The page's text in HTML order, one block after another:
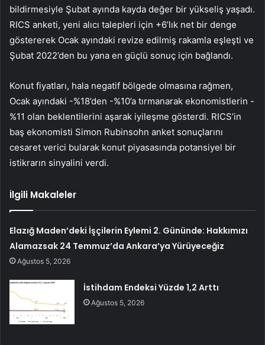
bildirmesiyle Şubat ayında kayda değer bir yükseliş yaşadı.
RICS anketi, yeni alıcı talepleri için +6’lık net bir denge
göstererek Ocak ayındaki revize edilmiş rakamla eşleşti ve
Şubat 2022’den bu yana en güçlü sonuç için bağlandı.
Konut fiyatları, hala negatif bölgede olmasına rağmen,
Ocak ayındaki -%18’den -%10’a tırmanarak ekonomistlerin -
%11 olan beklentilerini aşarak iyileşme gösterdi. RICS’in
baş ekonomisti Simon Rubinsohn anket sonuçlarını
cesaret verici bularak konut piyasasında potansiyel bir
istikrarın sinyalini verdi.
İlgili Makaleler
Elazığ Maden’deki İşçilerin Eylemi 2. Gününde: Hakkımızı
Alamazsak 24 Temmuz’da Ankara’ya Yürüyeceğiz
Ağustos 5, 2026
İstihdam Endeksi Yüzde 1,2 Arttı
Ağustos 5, 2026